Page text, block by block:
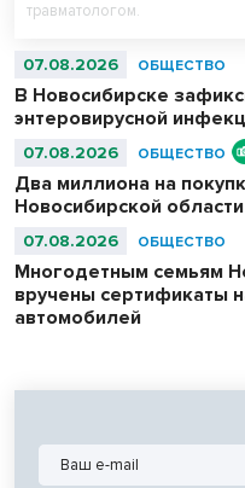
травматологом.
07.08.2026 ОБЩЕСТВО
В Новосибирске
энтеровирусной
07.08.2026 ОБЩЕСТВО
Два миллиона на
Новосибирской области
07.08.2026 ОБЩЕСТВО
Многодетным семьям
вручены сертификаты
автомобилей